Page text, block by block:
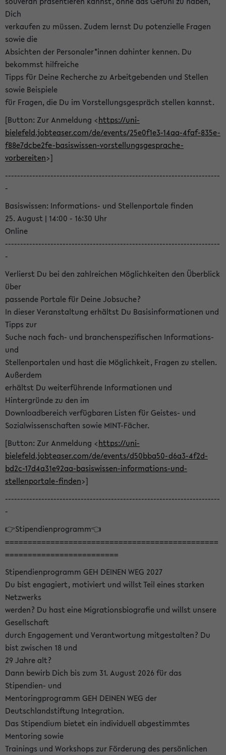
Dich
verkaufen zu müssen. Zudem lernst Du potenzielle Fragen
sowie die
Absichten der Personaler*innen dahinter kennen. Du
bekommst hilfreiche
Tipps für Deine Recherche zu Arbeitgebenden und Stellen
sowie Beispiele
für Fragen, die Du im Vorstellungsgespräch stellen kannst.
[Button: Zur Anmeldung <https://uni-
bielefeld.jobteaser.com/de/events/25e0f1e3-14aa-4faf-835e-
f88e7dcbe2fe-basiswissen-vorstellungsgesprache-
vorbereiten>]
-----------------------------------------------------------------------
-
Basiswissen: Informations- und Stellenportale finden
25. August | 14:00 - 16:30 Uhr
Online
-----------------------------------------------------------------------
-
Verlierst Du bei den zahlreichen Möglichkeiten den Überblick
über
passende Portale für Deine Jobsuche?
In dieser Veranstaltung erhältst Du Basisinformationen und
Tipps zur
Suche nach fach- und branchenspezifischen Informations-
und
Stellenportalen und hast die Möglichkeit, Fragen zu stellen.
Außerdem
erhältst Du weiterführende Informationen und
Hintergründe zu den im
Downloadbereich verfügbaren Listen für Geistes- und
Sozialwissenschaften sowie MINT-Fächer.
[Button: Zur Anmeldung <https://uni-
bielefeld.jobteaser.com/de/events/d50bba50-d6a3-4f2d-
bd2c-17d4a31e92aa-basiswissen-informations-und-
stellenportale-finden>]
-----------------------------------------------------------------------
-
👉Stipendienprogramm👈
===============================================
=========================
Stipendienprogramm GEH DEINEN WEG 2027
Du bist engagiert, motiviert und willst Teil eines starken
Netzwerks
werden? Du hast eine Migrationsbiografie und willst unsere
Gesellschaft
durch Engagement und Verantwortung mitgestalten? Du
bist zwischen 18 und
29 Jahre alt?
Dann bewirb Dich bis zum 31. August 2026 für das
Stipendien- und
Mentoringprogramm GEH DEINEN WEG der
Deutschlandstiftung Integration.
Das Stipendium bietet ein individuell abgestimmtes
Mentoring sowie
Trainings und Workshops zur Förderung des persönlichen